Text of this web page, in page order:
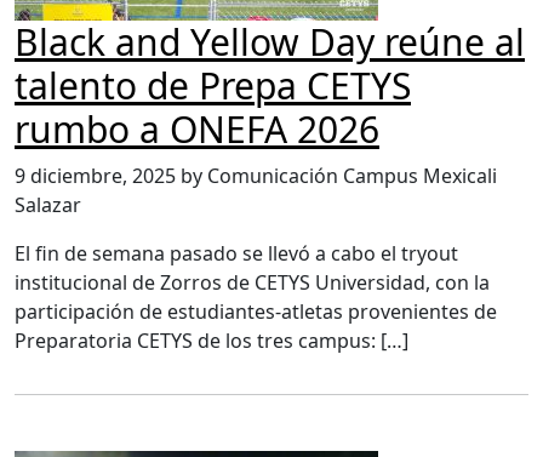
Black and Yellow Day reúne al
talento de Prepa CETYS
rumbo a ONEFA 2026
9 diciembre, 2025 by Comunicación Campus Mexicali
Salazar
El fin de semana pasado se llevó a cabo el tryout
institucional de Zorros de CETYS Universidad, con la
participación de estudiantes-atletas provenientes de
Preparatoria CETYS de los tres campus: […]